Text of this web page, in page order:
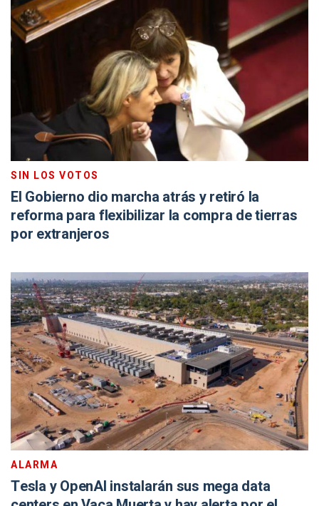
SIN LOS VOTOS
El Gobierno dio marcha atrás y retiró la
reforma para flexibilizar la compra de tierras
por extranjeros
ALARMA
Tesla y OpenAI instalarán sus mega data